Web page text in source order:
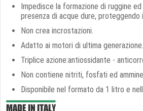
Impedisce la formazione di ruggine
presenza di acque dure,
Non crea incrostazioni.
Adatto ai motori di ultima generazione.
Triplice azione:antiossidante -
Non contiene nitriti, fosfati ed
Disponibile nel formato da 1 litro e